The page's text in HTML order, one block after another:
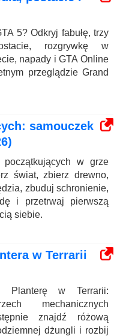
5? Odkryj fabułę, trzy
rozgrywkę w
napady i GTA Online
przeglądzie Grand
samouczek
początkujących w grze
świat, zbierz drewno,
zbuduj schronienie,
i przetrwaj pierwszą
siebie.
w Terrarii
Planterę w Terrarii:
mechanicznych
znajdź różową
dżungli i rozbij